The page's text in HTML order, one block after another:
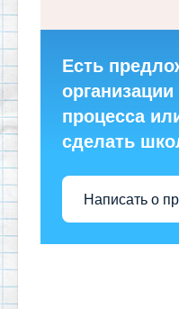
Есть
организации
процесса
сделать
Написать о